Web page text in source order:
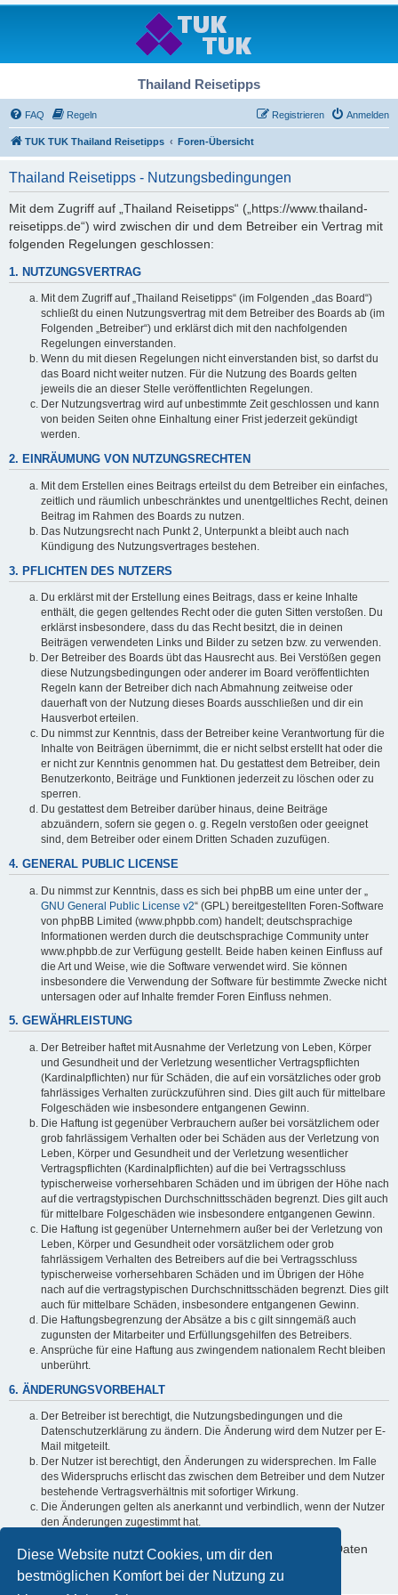
Diese Website nutzt Cookies, um dir den
bestmöglichen Komfort bei der Nutzung zu
Thailand Reisetipps
FAQ Regeln Anmelden
Registrieren
TUK TUK Thailand Reisetipps Foren-Übersicht
Thailand Reisetipps - Nutzungsbedingungen
Mit dem Zugriff auf „Thailand Reisetipps“ („https://www.thailand-
reisetipps.de“) wird zwischen dir und dem Betreiber ein Vertrag mit
folgenden Regelungen geschlossen:
1. NUTZUNGSVERTRAG
Mit dem Zugriff auf „Thailand Reisetipps“ (im Folgenden „das Board“)
schließt du einen Nutzungsvertrag mit dem Betreiber des Boards ab (im
Folgenden „Betreiber“) und erklärst dich mit den nachfolgenden
Regelungen einverstanden.
Wenn du mit diesen Regelungen nicht einverstanden bist, so darfst du
das Board nicht weiter nutzen. Für die Nutzung des Boards gelten
jeweils die an dieser Stelle veröffentlichten Regelungen.
Der Nutzungsvertrag wird auf unbestimmte Zeit geschlossen und kann
von beiden Seiten ohne Einhaltung einer Frist jederzeit gekündigt
werden.
2. EINRÄUMUNG VON NUTZUNGSRECHTEN
Mit dem Erstellen eines Beitrags erteilst du dem Betreiber ein einfaches,
zeitlich und räumlich unbeschränktes und unentgeltliches Recht, deinen
Beitrag im Rahmen des Boards zu nutzen.
Das Nutzungsrecht nach Punkt 2, Unterpunkt a bleibt auch nach
Kündigung des Nutzungsvertrages bestehen.
3. PFLICHTEN DES NUTZERS
Du erklärst mit der Erstellung eines Beitrags, dass er keine Inhalte
enthält, die gegen geltendes Recht oder die guten Sitten verstoßen. Du
erklärst insbesondere, dass du das Recht besitzt, die in deinen
Beiträgen verwendeten Links und Bilder zu setzen bzw. zu verwenden.
Der Betreiber des Boards übt das Hausrecht aus. Bei Verstößen gegen
diese Nutzungsbedingungen oder anderer im Board veröffentlichten
Regeln kann der Betreiber dich nach Abmahnung zeitweise oder
dauerhaft von der Nutzung dieses Boards ausschließen und dir ein
Hausverbot erteilen.
Du nimmst zur Kenntnis, dass der Betreiber keine Verantwortung für die
Inhalte von Beiträgen übernimmt, die er nicht selbst erstellt hat oder die
er nicht zur Kenntnis genommen hat. Du gestattest dem Betreiber, dein
Benutzerkonto, Beiträge und Funktionen jederzeit zu löschen oder zu
sperren.
Du gestattest dem Betreiber darüber hinaus, deine Beiträge
abzuändern, sofern sie gegen o. g. Regeln verstoßen oder geeignet
sind, dem Betreiber oder einem Dritten Schaden zuzufügen.
4. GENERAL PUBLIC LICENSE
Du nimmst zur Kenntnis, dass es sich bei phpBB um eine unter der „
GNU General Public License v2“ (GPL) bereitgestellten Foren-Software
von phpBB Limited (www.phpbb.com) handelt; deutschsprachige
Informationen werden durch die deutschsprachige Community unter
www.phpbb.de zur Verfügung gestellt. Beide haben keinen Einfluss auf
die Art und Weise, wie die Software verwendet wird. Sie können
insbesondere die Verwendung der Software für bestimmte Zwecke nicht
untersagen oder auf Inhalte fremder Foren Einfluss nehmen.
5. GEWÄHRLEISTUNG
Der Betreiber haftet mit Ausnahme der Verletzung von Leben, Körper
und Gesundheit und der Verletzung wesentlicher Vertragspflichten
(Kardinalpflichten) nur für Schäden, die auf ein vorsätzliches oder grob
fahrlässiges Verhalten zurückzuführen sind. Dies gilt auch für mittelbare
Folgeschäden wie insbesondere entgangenen Gewinn.
Die Haftung ist gegenüber Verbrauchern außer bei vorsätzlichem oder
grob fahrlässigem Verhalten oder bei Schäden aus der Verletzung von
Leben, Körper und Gesundheit und der Verletzung wesentlicher
Vertragspflichten (Kardinalpflichten) auf die bei Vertragsschluss
typischerweise vorhersehbaren Schäden und im übrigen der Höhe nach
auf die vertragstypischen Durchschnittsschäden begrenzt. Dies gilt auch
für mittelbare Folgeschäden wie insbesondere entgangenen Gewinn.
Die Haftung ist gegenüber Unternehmern außer bei der Verletzung von
Leben, Körper und Gesundheit oder vorsätzlichem oder grob
fahrlässigem Verhalten des Betreibers auf die bei Vertragsschluss
typischerweise vorhersehbaren Schäden und im Übrigen der Höhe
nach auf die vertragstypischen Durchschnittsschäden begrenzt. Dies gilt
auch für mittelbare Schäden, insbesondere entgangenen Gewinn.
Die Haftungsbegrenzung der Absätze a bis c gilt sinngemäß auch
zugunsten der Mitarbeiter und Erfüllungsgehilfen des Betreibers.
Ansprüche für eine Haftung aus zwingendem nationalem Recht bleiben
unberührt.
6. ÄNDERUNGSVORBEHALT
Der Betreiber ist berechtigt, die Nutzungsbedingungen und die
Datenschutzerklärung zu ändern. Die Änderung wird dem Nutzer per E-
Mail mitgeteilt.
Der Nutzer ist berechtigt, den Änderungen zu widersprechen. Im Falle
des Widerspruchs erlischt das zwischen dem Betreiber und dem Nutzer
bestehende Vertragsverhältnis mit sofortiger Wirkung.
Die Änderungen gelten als anerkannt und verbindlich, wenn der Nutzer
den Änderungen zugestimmt hat.
Informationen über den Umgang mit deinen persönlichen Daten
sind in der Datenschutzerklärung enthalten.